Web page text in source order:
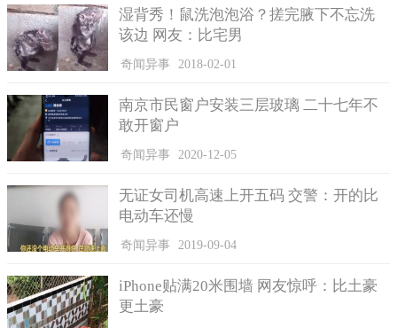
而智慧型手机普及后，资讯不但唾手可得又速食，出现所谓
的「数位倦怠症」，更让打字机的复古情怀再度崛起，更被喻为
美国文青最潮的文具。
湿背秀！鼠洗泡泡浴？搓完腋下不忘洗
该边 网友：比宅男
奇闻异事 2018-02-01
南京市民窗户安装三层玻璃 二十七年不
敢开窗户
奇闻异事 2020-12-05
无证女司机高速上开五码 交警：开的比
电动车还慢
奇闻异事 2019-09-04
iPhone贴满20米围墙 网友惊呼：比土豪
更土豪